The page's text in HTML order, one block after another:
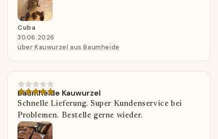
Cuba
30.06.2026
über Kauwurzel aus Baumheide
Baumheide Kauwurzel
Schnelle Lieferung. Super Kundenservice bei
Problemen. Bestelle gerne wieder.